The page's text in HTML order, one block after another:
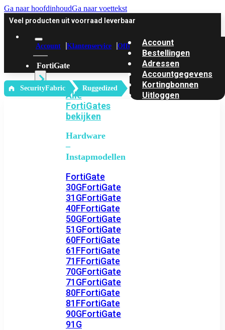
Ga naar hoofdinhoudGa naar voettekst
Veel producten uit voorraad leverbaar
Account Klantenservice Offerte
FortiGate
Alle
FortiGates
bekijken
Hardware
–
Instapmodellen
FortiGate
30GFortiGate
31GFortiGate
40FFortiGate
50GFortiGate
51GFortiGate
60FFortiGate
61FFortiGate
71FFortiGate
70GFortiGate
71GFortiGate
80FFortiGate
81FFortiGate
90GFortiGate
91G
Account
Bestellingen
Adressen
Accountgegevens
Kortingbonnen
Uitloggen
‎ SecurityFabric Ruggedized